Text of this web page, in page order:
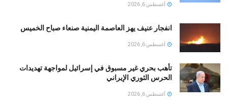
أغسطس 6, 2026
انفجار عنيف يهز العاصمة اليمنية صنعاء صباح الخميس
أغسطس 6, 2026
تأهب بحري غير مسبوق في إسرائيل لمواجهة تهديدات
الحرس الثوري الإيراني
أغسطس 6, 2026